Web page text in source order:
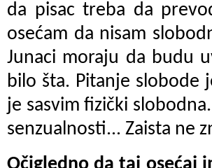
da pisac treba da
osećam da nisam
Junaci moraju da budu
bilo šta. Pitanje slobode
je sasvim fizički
senzualnosti... Zaista ne